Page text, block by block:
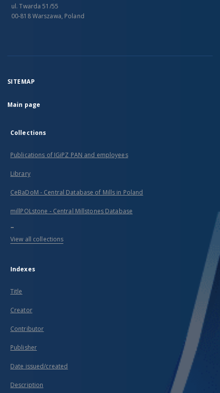
ul. Twarda 51/55
00-818 Warszawa, Poland
SITEMAP
Main page
Collections
Publications of IGiPZ PAN and employees
Library
CeBaDoM - Central Database of Mills in Poland
millPOLstone - Central Millstones Database
...
View all collections
Indexes
Title
Creator
Contributor
Publisher
Date issued/created
Description